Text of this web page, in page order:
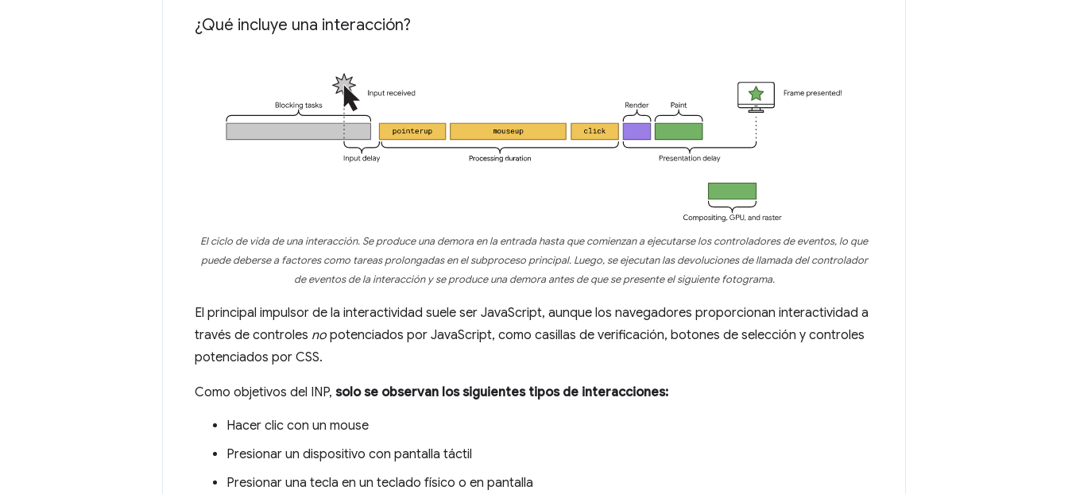
¿Qué incluye una interacción?
El ciclo de vida de una interacción. Se produce una demora en la entrada hasta que comienzan a ejecutarse los controladores de eventos, lo que
puede deberse a factores como tareas prolongadas en el subproceso principal. Luego, se ejecutan las devoluciones de llamada del controlador
de eventos de la interacción y se produce una demora antes de que se presente el siguiente fotograma.
El principal impulsor de la interactividad suele ser JavaScript, aunque los navegadores proporcionan interactividad a
través de controles no potenciados por JavaScript, como casillas de verificación, botones de selección y controles
potenciados por CSS.
Como objetivos del INP, solo se observan los siguientes tipos de interacciones:
Hacer clic con un mouse
Presionar un dispositivo con pantalla táctil
Presionar una tecla en un teclado físico o en pantalla